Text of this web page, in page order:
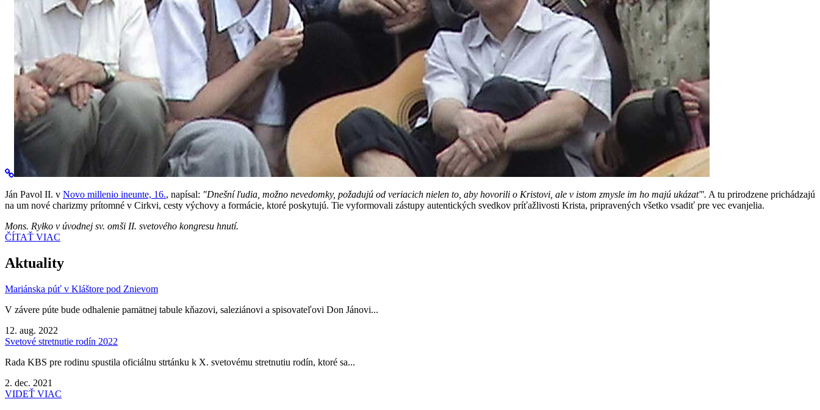
Ján Pavol II. v Novo millenio ineunte, 16., napísal: "Dnešní ľudia, možno nevedomky, požadujú od veriacich nielen to, aby hovorili o Kristovi, ale v istom zmysle im ho majú ukázať". A tu prirodzene prichádzajú
na um nové charizmy prítomné v Cirkvi, cesty výchovy a formácie, ktoré poskytujú. Tie vyformovali zástupy autentických svedkov príťažlivosti Krista, pripravených všetko vsadiť pre vec evanjelia.
Mons. Ryłko v úvodnej sv. omši II. svetového kongresu hnutí.
ČÍTAŤ VIAC
Aktuality
Mariánska púť v Kláštore pod Znievom
V závere púte bude odhalenie pamätnej tabule kňazovi, saleziánovi a spisovateľovi Don Jánovi...
12. aug. 2022
Svetové stretnutie rodín 2022
Rada KBS pre rodinu spustila oficiálnu strtánku k X. svetovému stretnutiu rodín, ktoré sa...
2. dec. 2021
VIDEŤ VIAC